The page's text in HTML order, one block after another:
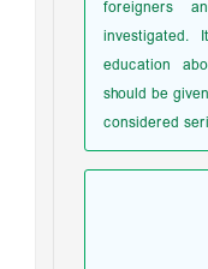
foreigners
education
should be
considered